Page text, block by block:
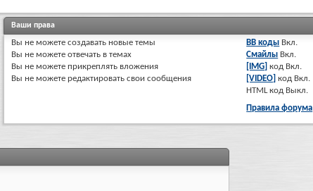
Ваши права
Вы не можете создавать новые темы
Вы не можете отвечать в темах
Вы не можете прикреплять вложения
Вы не можете редактировать свои сообщения
BB коды Вкл.
Смайлы Вкл.
[IMG] код Вкл.
[VIDEO] код Вкл.
HTML код Выкл.
Правила форума